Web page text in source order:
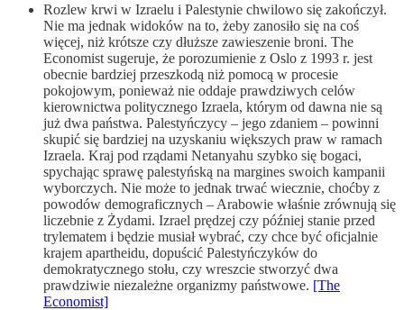
Rozlew krwi w Izraelu i Palestynie chwilowo się zakończył.
Nie ma jednak widoków na to, żeby zanosiło się na coś
więcej, niż krótsze czy dłuższe zawieszenie broni. The
Economist sugeruje, że porozumienie z Oslo z 1993 r. jest
obecnie bardziej przeszkodą niż pomocą w procesie
pokojowym, ponieważ nie oddaje prawdziwych celów
kierownictwa politycznego Izraela, którym od dawna nie są
już dwa państwa. Palestyńczycy – jego zdaniem – powinni
skupić się bardziej na uzyskaniu większych praw w ramach
Izraela. Kraj pod rządami Netanyahu szybko się bogaci,
spychając sprawę palestyńską na margines swoich kampanii
wyborczych. Nie może to jednak trwać wiecznie, choćby z
powodów demograficznych – Arabowie właśnie zrównują się
liczebnie z Żydami. Izrael prędzej czy później stanie przed
trylematem i będzie musiał wybrać, czy chce być oficjalnie
krajem apartheidu, dopuścić Palestyńczyków do
demokratycznego stołu, czy wreszcie stworzyć dwa
prawdziwie niezależne organizmy państwowe. [The
Economist]